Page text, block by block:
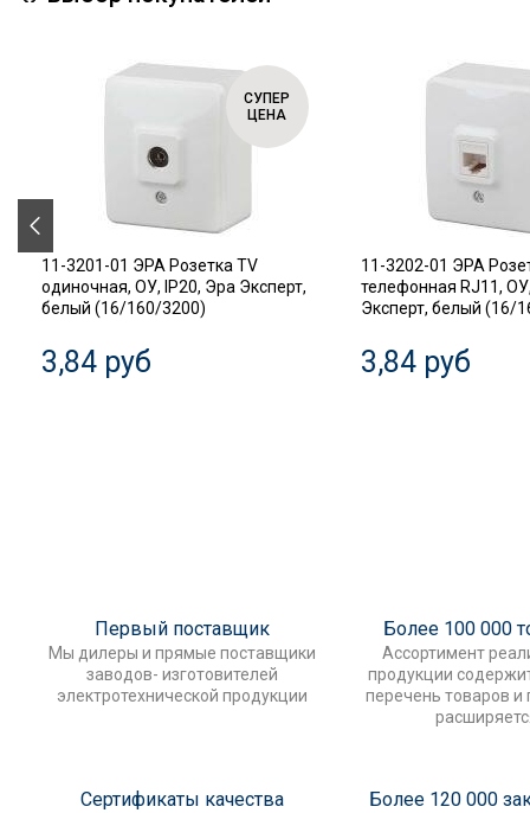
СУПЕР
ЦЕНА
11-3201-01 ЭРА Розетка TV
одиночная, ОУ, IP20, Эра Эксперт,
белый (16/160/3200)
3,84 руб
11-3202-01 ЭРА
телефонная RJ11,
Эксперт, белый (16/
3,84 руб
Первый поставщик
Мы дилеры и прямые поставщики
заводов- изготовителей
электротехнической продукции
Более 100 000
Ассортимент
продукции
перечень товаров и
Сертификаты качества Более 120 000